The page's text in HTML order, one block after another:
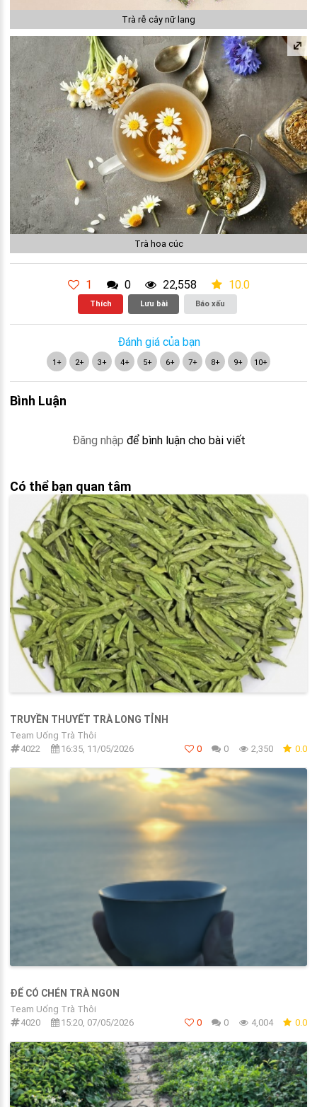
Trà rễ cây nữ lang
Trà hoa cúc
1 0 22,558 10.0
Thích Lưu bài Báo xấu
Đánh giá của bạn
1+ 2+ 3+ 4+ 5+ 6+ 7+ 8+ 9+ 10+
Bình Luận
Đăng nhập để bình luận cho bài viết
Có thể bạn quan tâm
TRUYỀN THUYẾT TRÀ LONG TỈNH
Team Uống Trà Thôi
4022
16:35, 11/05/2026 0 0 2,350 0.0
ĐỂ CÓ CHÉN TRÀ NGON
Team Uống Trà Thôi
4020
15:20, 07/05/2026 0 0 4,004 0.0